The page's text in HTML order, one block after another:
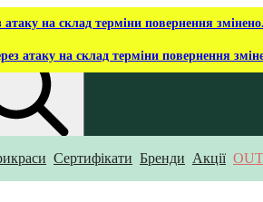
атаку на склад терміни повернення
атаку на склад терміни повернення
шукаєш?Сертифікати Бренди Акції